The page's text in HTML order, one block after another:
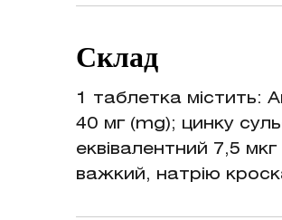
чорниці та
Хром сприяє
метаболізму.
Склад
1 таблетка містить:
40 мг (mg); цинку
еквівалентний 7,5
важкий, натрію